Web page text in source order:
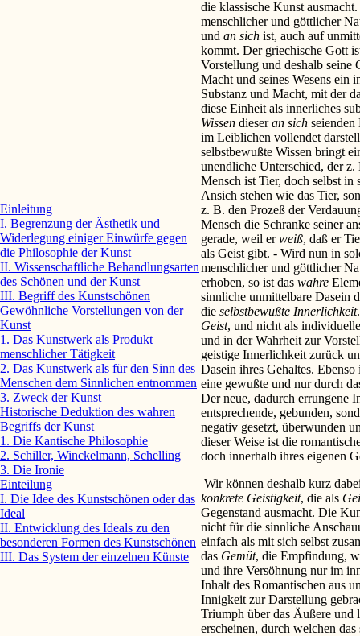
die klassische Kunst
menschlicher und göttlicher
und an sich ist, auch auf
kommt. Der griechische Gott
Vorstellung und deshalb seine
Macht und seines Wesens ein
Substanz und Macht, mit der
diese Einheit als innerliches
Wissen dieseran sich
im Leiblichen vollendet
selbstbewußte Wissen bringt
unendliche Unterschied, der
Mensch ist Tier, doch selbst in
Ansich stehen wie das Tier,
z. B. den Prozeß der
Mensch die Schranke seiner
gerade, weil erweiß, daß er
als Geist gibt. - Wird nun in
menschlicher und göttlicher
erhoben, so ist das wahre
sinnliche unmittelbare Dasein
die selbstbewußte Innerlichkeit
Geist, und nicht als
und in der Wahrheit zur
geistige Innerlichkeit zurück
Dasein ihres Gehaltes.
eine gewußte und nur durch
Der neue, dadurch errungene
entsprechende, gebunden,
negativ gesetzt, überwunden
dieser Weise ist die
doch innerhalb ihres eigenen
Wir können deshalb kurz
konkrete Geistigkeit, die als
Gegenstand ausmacht. Die
nicht für die sinnliche
einfach als mit sich selbst
das Gemüt, die Empfindung,
und ihre Versöhnung nur im
Inhalt des Romantischen aus
Innigkeit zur Darstellung
Triumph über das Äußere und
erscheinen, durch welchen
Einleitung
I. Begrenzung der Ästhetik und
Widerlegung einiger Einwürfe gegen
die Philosophie der Kunst
II. Wissenschaftliche Behandlungsarten
des Schönen und der Kunst
III. Begriff des Kunstschönen
Gewöhnliche Vorstellungen von der
Kunst
1. Das Kunstwerk als Produkt
menschlicher Tätigkeit
2. Das Kunstwerk als für den Sinn des
Menschen dem Sinnlichen entnommen
3. Zweck der Kunst
Historische Deduktion des wahren
Begriffs der Kunst
1. Die Kantische Philosophie
2. Schiller, Winckelmann, Schelling
3. Die Ironie
Einteilung
I. Die Idee des Kunstschönen oder das
Ideal
II. Entwicklung des Ideals zu den
besonderen Formen des Kunstschönen
III. Das System der einzelnen Künste